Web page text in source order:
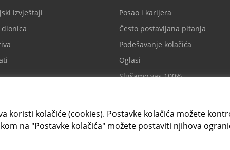
koristi kolačiće (cookies). Postavke kolačića možete
na "Postavke kolačića" možete postaviti njihova
izvještaji
Posao i karijera
Često postavljana pitanja
Podešavanje kolačića
Oglasi
Slušamo vas 100%